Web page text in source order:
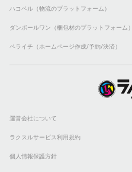
ハコベル（物流のプラットフォーム）
ダンボールワン（梱包材のプラットフォーム）
ペライチ（ホームページ作成/予約/決済）
運営会社について
ラクスルサービス利用規約
個人情報保護方針